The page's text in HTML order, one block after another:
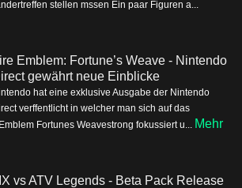
stellen mssen Ein paar Figuren a...
Emblem: Fortune’s Weave - Nintendo
gewährt neue Einblicke
hat eine exklusive Ausgabe der Nintendo
verffentlicht in welcher man sich auf das
Fortunes Weavestrong fokussiert u... Mehr
vs ATV Legends - Beta Pack Release